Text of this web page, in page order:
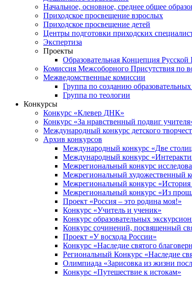
Начальное, основное, среднее общее
Приходское просвещение взрослых
Приходское просвещение детей
Центры подготовки приходских
Экспертиза
Проекты
Образовательная Концепция
Комиссия Межсоборного Присутствия по
Межведомственные комиссии
Группа по созданию
Группа по теологии
Конкурсы
Конкурс «Клевер ДНК»
Конкурс «За нравственный подвиг
Международный конкурс детского
Архив конкурсов
Международный конкурс «Две
Международный конкурс
Межрегиональный конкурс
Межрегиональный художественный
Межрегиональный конкурс «История
Межрегиональный конкурс «Из
Проект «Россия – это родина моя!»
Конкурс «Учитель и ученик»
Конкурс образовательных
Конкурс сочинений, посвященный
Проект «У восхода России»
Конкурс «Наследие святого
Региональный Конкурс «Наследие
Олимпиада «Зарисовка из жизни
Конкурс «Путешествие к истокам»